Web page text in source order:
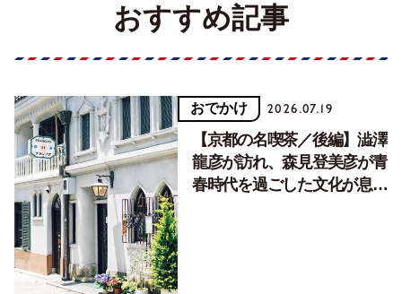
おすすめ記事
おでかけ 2026.07.19
【京都の名喫茶／後編】澁澤
龍彦が訪れ、森見登美彦が青
春時代を過ごした文化が息づ